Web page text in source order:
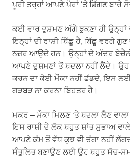
ਪੂਰੀ ਤਰ੍ਹਾਂ ਆਪਣੇ ਪੈਰਾਂ ‘ਤੇ ਡਿੱਗਣ ਬਾਰੇ
ਕਈ ਵਾਰ ਦੁਸ਼ਮਣ ਅੱਗੇ ਝੁਕਣਾ ਹੀ ਉਨ੍ਹਾਂ
ਇਨ੍ਹਾਂ ਦੀ ਰਾਸ਼ੀ ਬਿੱਛੂ ਹੈ, ਬਿੱਛੂ ਵਰਗੇ
ਨਜ਼ਰ ਆਉਂਦੇ ਹਨ। ਉਨ੍ਹਾਂ ਦੇ ਅੰਦਰ
ਆਪਣੇ ਦੁਸ਼ਮਣਾਂ ਤੋਂ ਬਦਲਾ ਨਹੀਂ ਲੈਂਦੇ।
ਕਰਨ ਦਾ ਕੋਈ ਮੌਕਾ ਨਹੀਂ ਛੱਡਦੇ, ਇਸ ਲਈ
ਗੜਬੜ ਨਾ ਕਰਨਾ ਬਿਹਤਰ ਹੈ।
ਮਕਰ – ਮੌਕਾ ਮਿਲਣ ‘ਤੇ ਬਦਲਾ ਲੈਣ ਵਾਲਾ
ਇਸ ਰਾਸ਼ੀ ਦੇ ਲੋਕ ਬਹੁਤ ਸ਼ਾਂਤ ਸੁਭਾਅ
ਆਪਣੇ ਕੰਮ ਤੋਂ ਵੱਧ ਕੁਝ ਵੀ ਚੰਗਾ ਨਹੀਂ
ਸੰਤੁਲਿਤ ਬਣਾਉਣ ਲਈ ਉਹ ਬਹੁਤ ਸੋਚ-